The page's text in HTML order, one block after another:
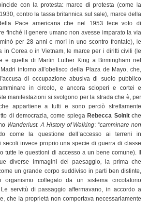
con la protesta: marce di protesta (come la
contro la tassa britannica sul sale), marce della
Pace americana che nel 1953 fece voto di
finché il genere umano non avesse imparato la via
per 28 anni e morì in uno scontro frontale), le
in Corea o in Vietnam, le marce per i diritti civili (le
e quella di Martin Luther King a Birmingham nel
intorno all'obelisco della Plaza de Mayo, che,
di occupazione abusiva di suolo pubblico
in circolo, e ancora scioperi e cortei e
manifestazioni si svolgono per la strada che è, per
appartiene a tutti e sono perciò strettamente
di democrazia, come spiega Rebecca Solnitche
Wanderlust. A History of Walking: “camminare non
come la questione dell’accesso ai terreni in
secoli invece proprio una specie di guerra di classe
tutte le questioni di accesso a un bene comune). Il
diverse immagini del paesaggio, la prima che
un grande corpo suddiviso in parti ben distinte,
organismo collegato da un sistema circolatorio
servitù di passaggio affermavano, in accordo a
che la proprietà non comportava necessariamente